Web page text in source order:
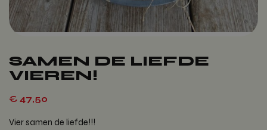
SAMEN DE LIEFDE
VIEREN!
€ 47,50
Vier samen de liefde!!!